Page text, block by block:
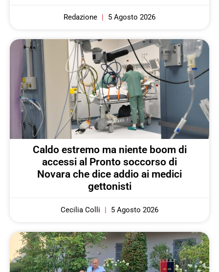
Redazione 5 Agosto 2026
Caldo estremo ma niente boom di
accessi al Pronto soccorso di
Novara che dice addio ai medici
gettonisti
Cecilia Colli 5 Agosto 2026